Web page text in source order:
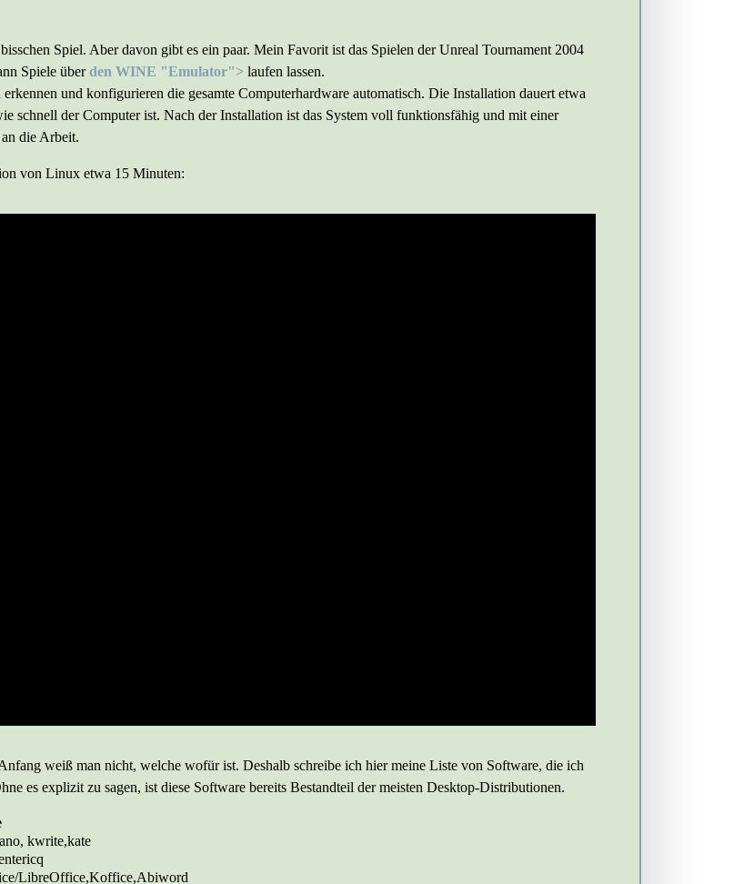
Spiel. Aber davon gibt es ein paar. Mein Favorit ist das Spielen der Unreal Tournament 2004
Spiele überden WINE "Emulator"> laufen lassen.
und konfigurieren die gesamte Computerhardware automatisch. Die Installation dauert etwa
schnell der Computer ist. Nach der Installation ist das System voll funktionsfähig und mit einer
die Arbeit.
von Linux etwa 15 Minuten:
weiß man nicht, welche wofür ist. Deshalb schreibe ich hier meine Liste von Software, die ich
es explizit zu sagen, ist diese Software bereits Bestandteil der meisten Desktop-Distributionen.
kwrite,kate
LibreOffice,Koffice,Abiword